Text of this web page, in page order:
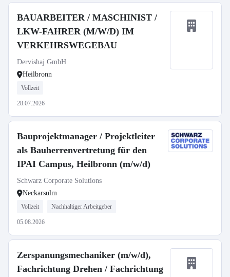
BAUARBEITER / MASCHINIST /
LKW-FAHRER (M/W/D) IM
VERKEHRSWEGEBAU
Dervishaj GmbH
Heilbronn
Vollzeit
28.07.2026
Bauprojektmanager / Projektleiter
als Bauherrenvertretung für den
IPAI Campus, Heilbronn (m/w/d)
Schwarz Corporate Solutions
Neckarsulm
Vollzeit Nachhaltiger Arbeitgeber
05.08.2026
Zerspanungsmechaniker (m/w/d),
Fachrichtung Drehen / Fachrichtung